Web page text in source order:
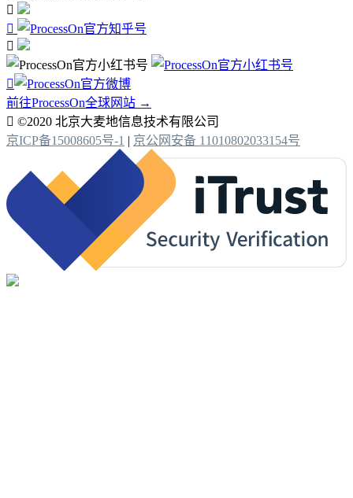




前往ProcessOn全球网站 →
 ©2020 北京大麦地信息技术有限公司
京ICP备15008605号-1 | 京公网安备 11010802033154号